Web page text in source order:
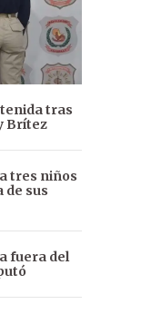
tras
Brítez
tres niños
sus
fuera del